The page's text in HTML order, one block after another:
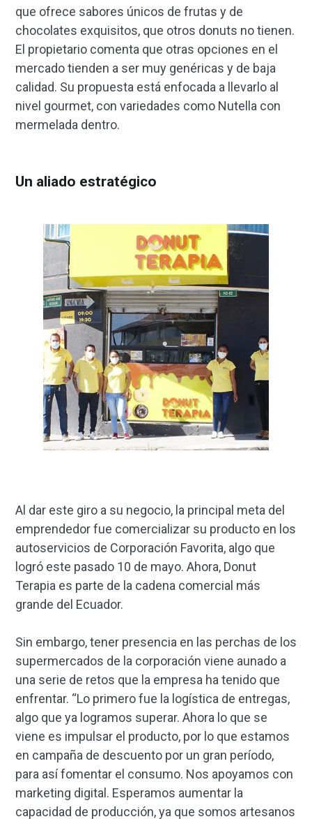
que ofrece sabores únicos de frutas y de
chocolates exquisitos, que otros donuts no tienen.
El propietario comenta que otras opciones en el
mercado tienden a ser muy genéricas y de baja
calidad. Su propuesta está enfocada a llevarlo al
nivel gourmet, con variedades como Nutella con
mermelada dentro.
Un aliado estratégico
Al dar este giro a su negocio, la principal meta del
emprendedor fue comercializar su producto en los
autoservicios de Corporación Favorita, algo que
logró este pasado 10 de mayo. Ahora, Donut
Terapia es parte de la cadena comercial más
grande del Ecuador.
Sin embargo, tener presencia en las perchas de los
supermercados de la corporación viene aunado a
una serie de retos que la empresa ha tenido que
enfrentar. “Lo primero fue la logística de entregas,
algo que ya logramos superar. Ahora lo que se
viene es impulsar el producto, por lo que estamos
en campaña de descuento por un gran período,
para así fomentar el consumo. Nos apoyamos con
marketing digital. Esperamos aumentar la
capacidad de producción, ya que somos artesanos